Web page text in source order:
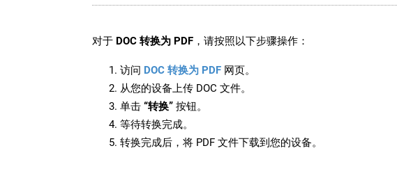
对于 DOC 转换为 PDF ，请按照以下步骤操作：
访问 DOC 转换为 PDF 网页。
从您的设备上传 DOC 文件。
单击 “转换” 按钮。
等待转换完成。
转换完成后，将 PDF 文件下载到您的设备。